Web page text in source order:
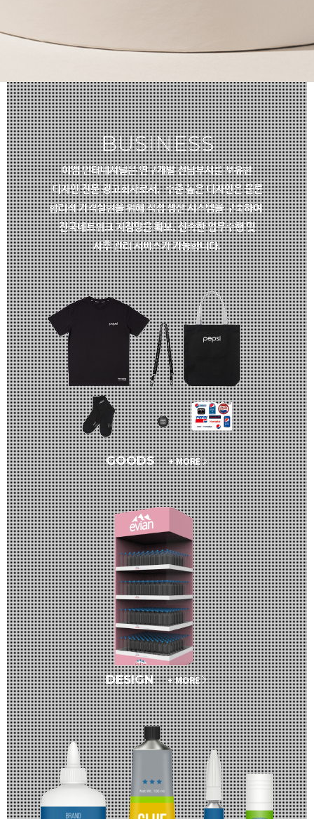
BUSINESS
이엠 인터네셔널은 연구개발 전담부서를 보유한
디자인 전문광고회사로서,수준 높은 디자인은 물론
합리적 가격실현을 위해 직접 생산 시스템을 구축하여
전국네트워크 지점망을 확보, 신속한 업무수행 및
사후 관리 서비스가 가능합니다.
GOODS + MORE
DESIGN + MORE